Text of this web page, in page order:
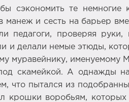
сэкономить те немногие
и сесть на барьер
педагоги, проверяя
и делали немые этюды,
муравейнику, именуемому
скамейкой. А однажды
что пытался из
крошки воробьям,